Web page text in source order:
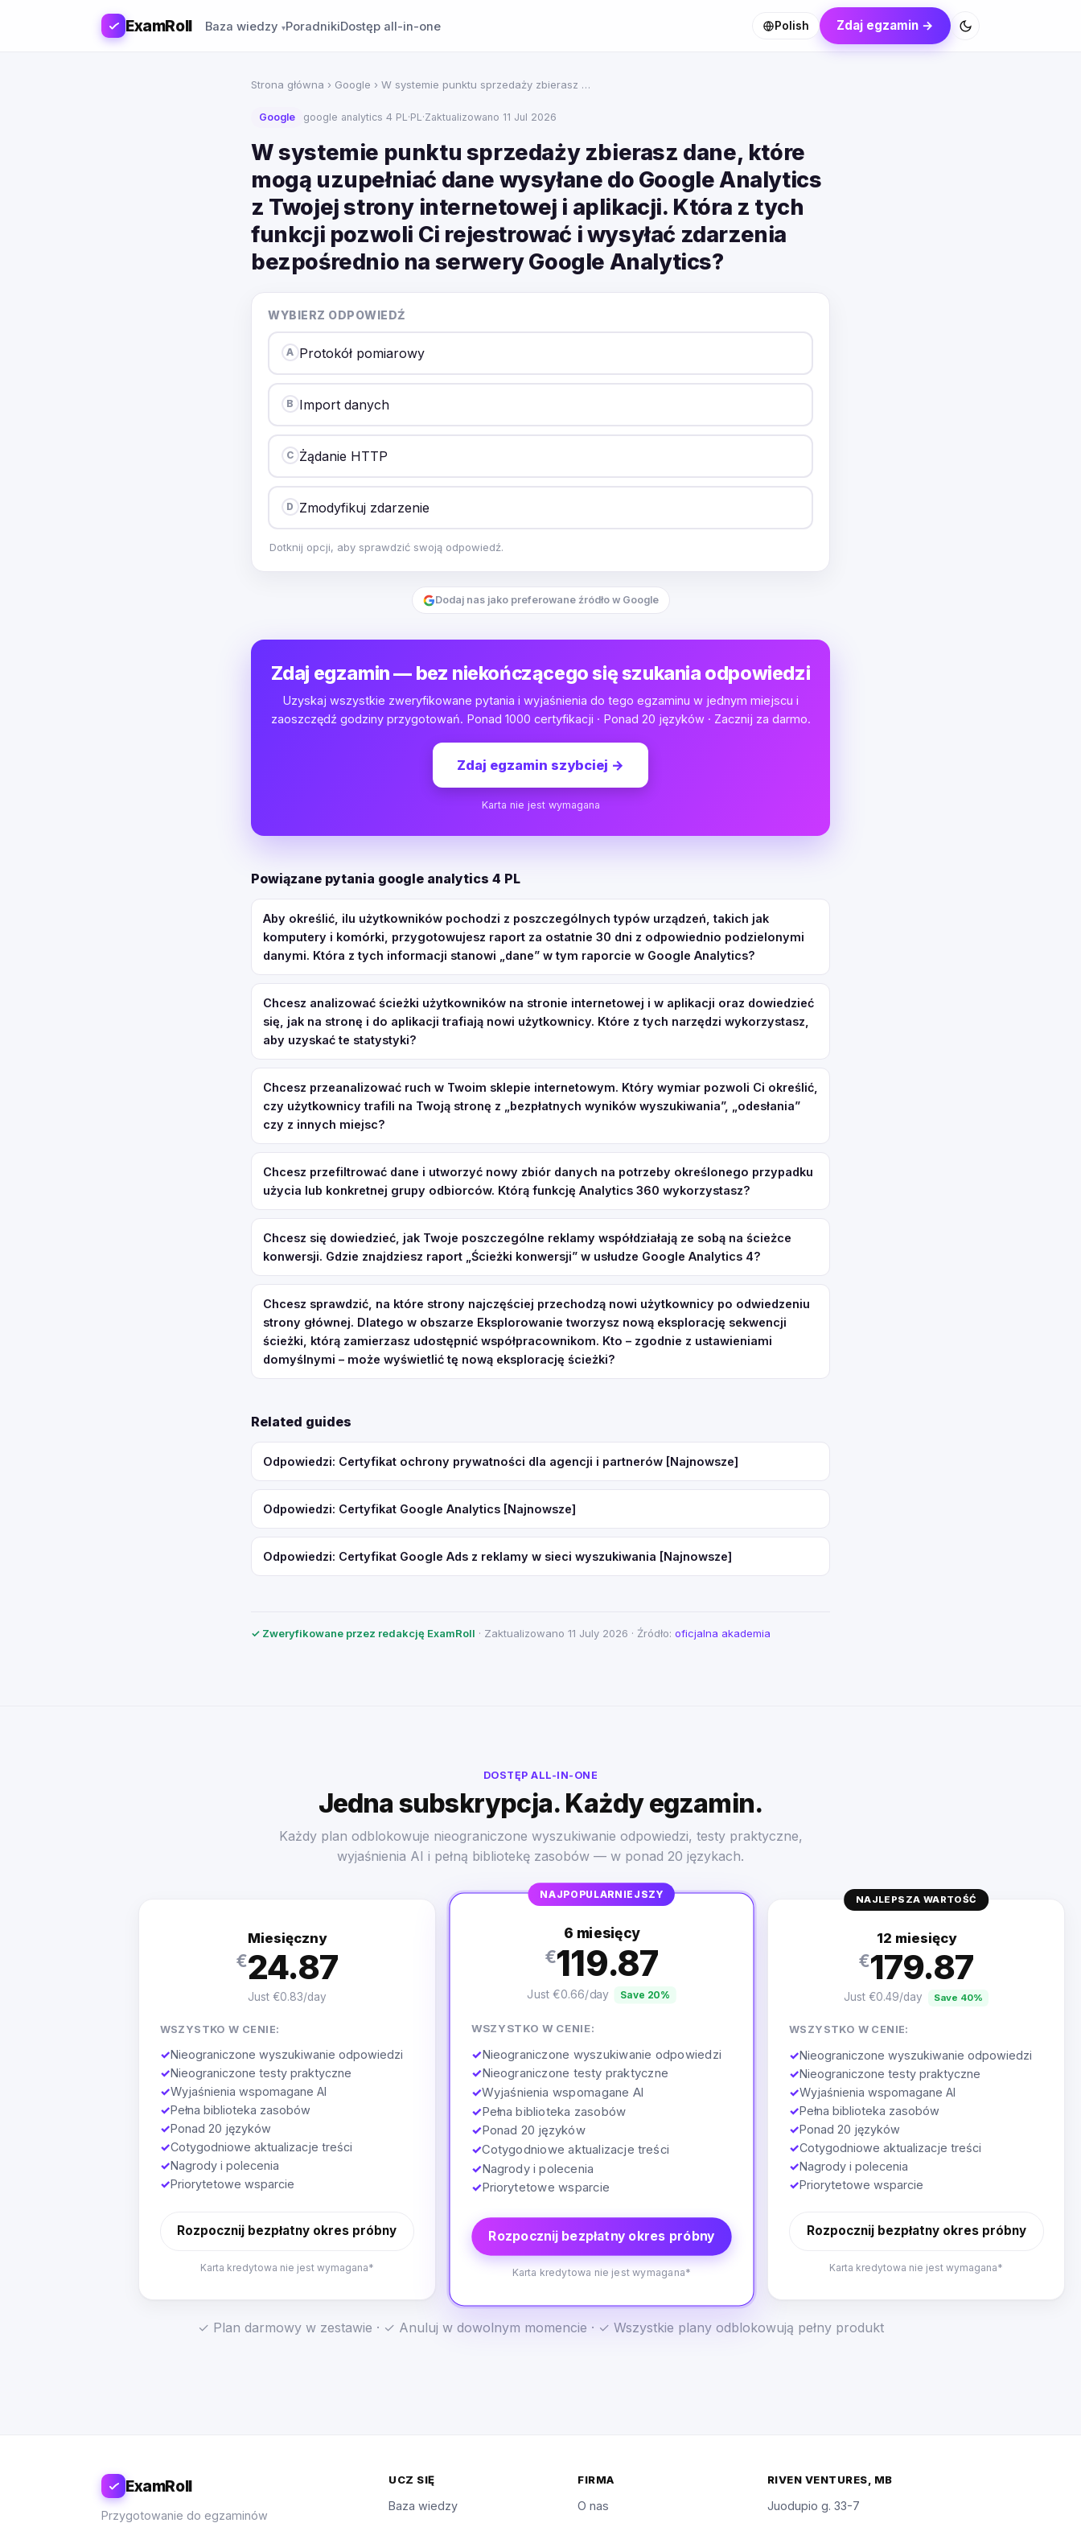
ExamRoll Baza wiedzy PoradnikiDostęp all-in-one Polish Zdaj egzamin →
Strona główna › Google › W systemie punktu sprzedaży zbierasz …
Google google analytics 4 PL·PL·Zaktualizowano 11 Jul 2026
W systemie punktu sprzedaży zbierasz dane, które
mogą uzupełniać dane wysyłane do Google Analytics
z Twojej strony internetowej i aplikacji. Która z tych
funkcji pozwoli Ci rejestrować i wysyłać zdarzenia
bezpośrednio na serwery Google Analytics?
WYBIERZ ODPOWIEDŹ
A Protokół pomiarowy
B Import danych
C Żądanie HTTP
D Zmodyfikuj zdarzenie
Dotknij opcji, aby sprawdzić swoją odpowiedź.
Dodaj nas jako preferowane źródło w Google
Zdaj egzamin — bez niekończącego się szukania odpowiedzi
Uzyskaj wszystkie zweryfikowane pytania i wyjaśnienia do tego egzaminu w jednym miejscu i
zaoszczędź godziny przygotowań. Ponad 1000 certyfikacji · Ponad 20 języków · Zacznij za darmo.
Zdaj egzamin szybciej →
Karta nie jest wymagana
Powiązane pytania google analytics 4 PL
Aby określić, ilu użytkowników pochodzi z poszczególnych typów urządzeń, takich jak
komputery i komórki, przygotowujesz raport za ostatnie 30 dni z odpowiednio podzielonymi
danymi. Która z tych informacji stanowi „dane” w tym raporcie w Google Analytics?
Chcesz analizować ścieżki użytkowników na stronie internetowej i w aplikacji oraz dowiedzieć
się, jak na stronę i do aplikacji trafiają nowi użytkownicy. Które z tych narzędzi wykorzystasz,
aby uzyskać te statystyki?
Chcesz przeanalizować ruch w Twoim sklepie internetowym. Który wymiar pozwoli Ci określić,
czy użytkownicy trafili na Twoją stronę z „bezpłatnych wyników wyszukiwania”, „odesłania”
czy z innych miejsc?
Chcesz przefiltrować dane i utworzyć nowy zbiór danych na potrzeby określonego przypadku
użycia lub konkretnej grupy odbiorców. Którą funkcję Analytics 360 wykorzystasz?
Chcesz się dowiedzieć, jak Twoje poszczególne reklamy współdziałają ze sobą na ścieżce
konwersji. Gdzie znajdziesz raport „Ścieżki konwersji” w usłudze Google Analytics 4?
Chcesz sprawdzić, na które strony najczęściej przechodzą nowi użytkownicy po odwiedzeniu
strony głównej. Dlatego w obszarze Eksplorowanie tworzysz nową eksplorację sekwencji
ścieżki, którą zamierzasz udostępnić współpracownikom. Kto – zgodnie z ustawieniami
domyślnymi – może wyświetlić tę nową eksplorację ścieżki?
Related guides
Odpowiedzi: Certyfikat ochrony prywatności dla agencji i partnerów [Najnowsze]
Odpowiedzi: Certyfikat Google Analytics [Najnowsze]
Odpowiedzi: Certyfikat Google Ads z reklamy w sieci wyszukiwania [Najnowsze]
✓ Zweryfikowane przez redakcję ExamRoll · Zaktualizowano 11 July 2026 · Źródło: oficjalna akademia
DOSTĘP ALL-IN-ONE
Jedna subskrypcja. Każdy egzamin.
Każdy plan odblokowuje nieograniczone wyszukiwanie odpowiedzi, testy praktyczne,
wyjaśnienia AI i pełną bibliotekę zasobów — w ponad 20 językach.
Miesięczny
€24.87
Just €0.83/day
WSZYSTKO W CENIE:
✓Nieograniczone wyszukiwanie odpowiedzi
✓Nieograniczone testy praktyczne
✓Wyjaśnienia wspomagane AI
✓Pełna biblioteka zasobów
✓Ponad 20 języków
✓Cotygodniowe aktualizacje treści
✓Nagrody i polecenia
✓Priorytetowe wsparcie
Rozpocznij bezpłatny okres próbny
Karta kredytowa nie jest wymagana*
NAJPOPULARNIEJSZY
6 miesięcy
€119.87
Just €0.66/day Save 20%
WSZYSTKO W CENIE:
✓Nieograniczone wyszukiwanie odpowiedzi
✓Nieograniczone testy praktyczne
✓Wyjaśnienia wspomagane AI
✓Pełna biblioteka zasobów
✓Ponad 20 języków
✓Cotygodniowe aktualizacje treści
✓Nagrody i polecenia
✓Priorytetowe wsparcie
Rozpocznij bezpłatny okres próbny
Karta kredytowa nie jest wymagana*
NAJLEPSZA WARTOŚĆ
12 miesięcy
€179.87
Just €0.49/day Save 40%
WSZYSTKO W CENIE:
✓Nieograniczone wyszukiwanie odpowiedzi
✓Nieograniczone testy praktyczne
✓Wyjaśnienia wspomagane AI
✓Pełna biblioteka zasobów
✓Ponad 20 języków
✓Cotygodniowe aktualizacje treści
✓Nagrody i polecenia
✓Priorytetowe wsparcie
Rozpocznij bezpłatny okres próbny
Karta kredytowa nie jest wymagana*
✓ Plan darmowy w zestawie · ✓ Anuluj w dowolnym momencie · ✓ Wszystkie plany odblokowują pełny produkt
ExamRoll
Przygotowanie do egzaminów
UCZ SIĘ
Baza wiedzy
FIRMA
O nas
RIVEN VENTURES, MB
Juodupio g. 33-7